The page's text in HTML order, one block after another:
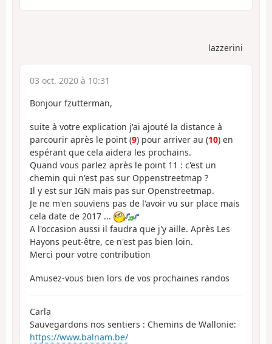
lazzerini
03 oct. 2020 à 10:31
Bonjour fzutterman,
suite à votre explication j'ai ajouté la distance à
parcourir après le point (9) pour arriver au (10) en
espérant que cela aidera les prochains.
Quand vous parlez après le point 11 : c'est un
chemin qui n'est pas sur Oppenstreetmap ?
Il y est sur IGN mais pas sur Openstreetmap.
Je ne m'en souviens pas de l'avoir vu sur place mais
cela date de 2017 ...
A l'occasion aussi il faudra que j'y aille. Après Les
Hayons peut-être, ce n'est pas bien loin.
Merci pour votre contribution
Amusez-vous bien lors de vos prochaines randos
Carla
Sauvegardons nos sentiers : Chemins de Wallonie:
https://www.balnam.be/